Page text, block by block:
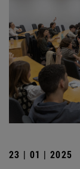
23 | 01 | 2025